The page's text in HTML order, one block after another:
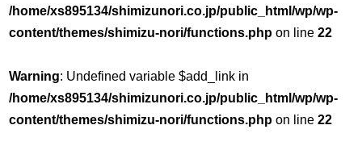
/home/xs895134/shimizunori.co.jp/public_html/wp/wp-
content/themes/shimizu-nori/functions.php on line22
Warning: Undefined variable $add_link in
/home/xs895134/shimizunori.co.jp/public_html/wp/wp-
content/themes/shimizu-nori/functions.php on line22